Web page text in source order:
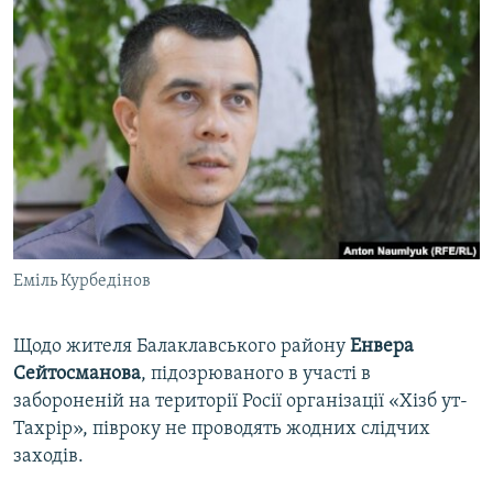
ВСЕ ЗА ДЕНЬ
СПЕЦПРОЕКТИ
ДЕПОРТАЦІЯ
ВІДЕОУРОКИ «ELIFBE»
СВІДЧЕННЯ ОКУПАЦІЇ
УКРАЇНСЬКА ПРОБЛЕМА КРИМУ
ІНФОГРАФІКА
ЯК ОБІЙТИ БЛОКУВАННЯ
Русский
Qırımtatar
ДОЛУЧАЙСЯ!
Усі сайти RFE/RL
Еміль Курбедінов
Щодо жителя Балаклавського району Енвера
Сейтосманова, підозрюваного в участі в
забороненій на території Росії організації «Хізб ут-
Тахрір», півроку не проводять жодних слідчих
заходів.